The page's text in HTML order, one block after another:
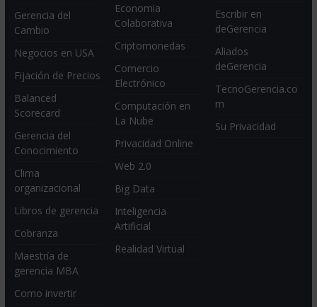
Gerencia del
Cambio
Negocios en USA
Fijación de Precios
Balanced
Scorecard
Gerencia del
Conocimiento
Clima
organizacional
Libros de gerencia
Cobranza
Maestría de
gerencia MBA
Como invertir
Economia
Colaborativa
Criptomonedas
Comercio
Electrónico
Computación en
La Nube
Privacidad Online
Web 2.0
Big Data
Inteligencia
Artificial
Realidad Virtual
Escribir en
deGerencia
Aliados
deGerencia
TecnoGerencia.co
m
Su Privacidad